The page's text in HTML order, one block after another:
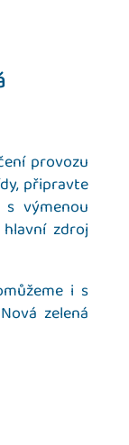
provozu
připravte
výmenou
zdroj
i s
zelená